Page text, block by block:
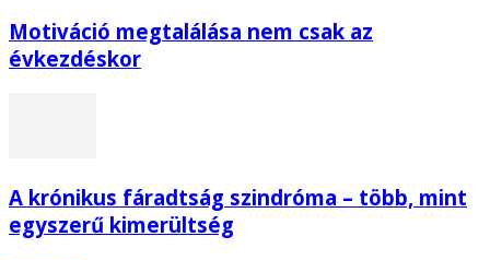
Motiváció megtalálása nem csak az
évkezdéskor
A krónikus fáradtság szindróma – több, mint
egyszerű kimerültség